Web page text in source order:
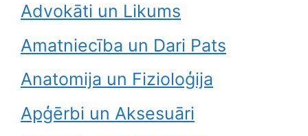
Advokāti un Likums
Amatniecība un Dari Pats
Anatomija un Fizioloģija
Apģērbi un Aksesuāri